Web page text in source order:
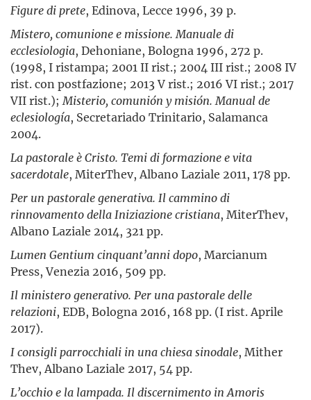
Figure di prete, Edinova, Lecce 1996, 39 p.
Mistero, comunione e missione. Manuale di
ecclesiologia, Dehoniane, Bologna 1996, 272 p.
(1998, I ristampa; 2001 II rist.; 2004 III rist.; 2008 IV
rist. con postfazione; 2013 V rist.; 2016 VI rist.; 2017
VII rist.); Misterio, comunión y misión. Manual de
eclesiología, Secretariado Trinitario, Salamanca
2004.
La pastorale è Cristo. Temi di formazione e vita
sacerdotale, MiterThev, Albano Laziale 2011, 178 pp.
Per un pastorale generativa. Il cammino di
rinnovamento della Iniziazione cristiana, MiterThev,
Albano Laziale 2014, 321 pp.
Lumen Gentium cinquant’anni dopo, Marcianum
Press, Venezia 2016, 509 pp.
Il ministero generativo. Per una pastorale delle
relazioni, EDB, Bologna 2016, 168 pp. (I rist. Aprile
2017).
I consigli parrocchiali in una chiesa sinodale, Mither
Thev, Albano Laziale 2017, 54 pp.
L’occhio e la lampada. Il discernimento in Amoris